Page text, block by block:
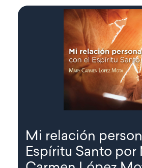
Mi relación
Espíritu Santo por